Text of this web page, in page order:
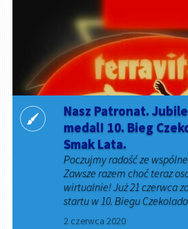
Nasz Patronat.
medal! 10. Bieg
Smak Lata.
Poczujmy radość ze
Zawsze razem choć teraz
wirtualnie! Już 21 czerwca
startu w 10. Biegu
2 czerwca 2020